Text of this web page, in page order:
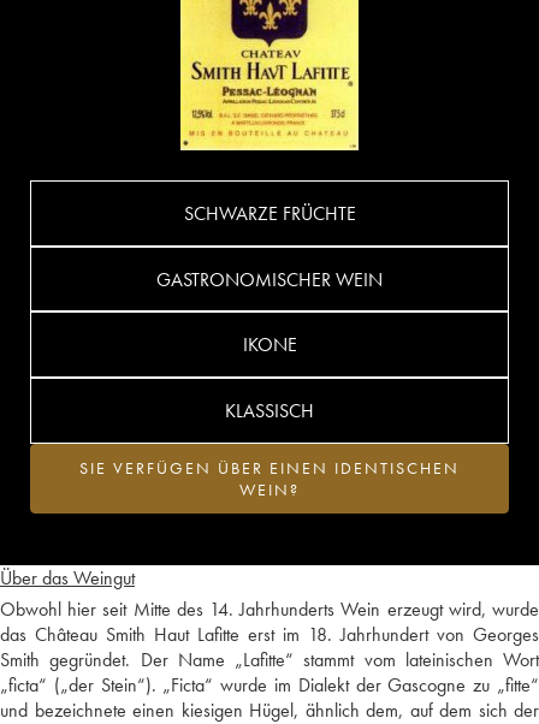
Über das Weingut
Obwohl hier seit Mitte des 14. Jahrhunderts Wein erzeugt wird, wurde
das Château Smith Haut Lafitte erst im 18. Jahrhundert von Georges
Smith gegründet. Der Name „Lafitte“ stammt vom lateinischen Wort
„ficta“ („der Stein“). „Ficta“ wurde im Dialekt der Gascogne zu „fitte“
und bezeichnete einen kiesigen Hügel, ähnlich dem, auf dem sich der
SCHWARZE FRÜCHTE
GASTRONOMISCHER WEIN
IKONE
KLASSISCH
SIE VERFÜGEN ÜBER EINEN IDENTISCHEN
WEIN?